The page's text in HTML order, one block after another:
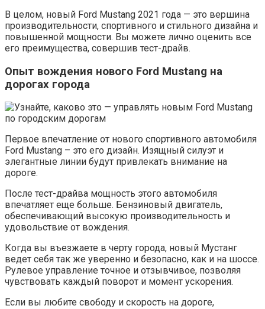
В целом, новый Ford Mustang 2021 года — это вершина
производительности, спортивного и стильного дизайна и
повышенной мощности. Вы можете лично оценить все
его преимущества, совершив тест-драйв.
Опыт вождения нового Ford Mustang на
дорогах города
Первое впечатление от нового спортивного автомобиля
Ford Mustang – это его дизайн. Изящный силуэт и
элегантные линии будут привлекать внимание на
дороге.
После тест-драйва мощность этого автомобиля
впечатляет еще больше. Бензиновый двигатель,
обеспечивающий высокую производительность и
удовольствие от вождения.
Когда вы въезжаете в черту города, новый Мустанг
ведет себя так же уверенно и безопасно, как и на шоссе.
Рулевое управление точное и отзывчивое, позволяя
чувствовать каждый поворот и момент ускорения.
Если вы любите свободу и скорость на дороге,